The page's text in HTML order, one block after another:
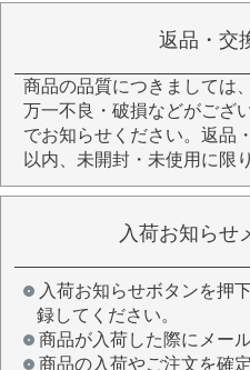
返品・交
商品の品質につきましては
万一不良・破損などがござ
でお知らせください。返品
以内、未開封・未使用に限
入荷お知らせ
入荷お知らせボタンを押
録してください。
商品が入荷した際にメー
商品の入荷やご注文を確